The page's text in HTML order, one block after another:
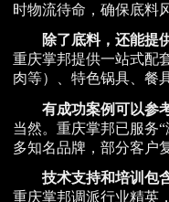
时物流待命，确保底料
除了底料，还能提
重庆掌邦提供一站式配
肉等）、特色锅具、餐
有成功案例可以参
当然。重庆掌邦已服务
多知名品牌，部分客户
技术支持和培训包
重庆掌邦调派行业精英